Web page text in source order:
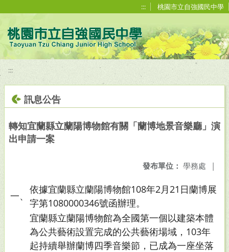
::: 桃園市立自強國民中學
:::
訊息公告
轉知宜蘭縣立蘭陽博物館有關「蘭博地景音樂廳」演
出申請一案
發布單位： 學務處 |
一、
依據宜蘭縣立蘭陽博物館108年2月21日蘭博展
字第1080000346號函辦理。
宜蘭縣立蘭陽博物館為全國第一個以建築本體
為公共藝術設置完成的公共藝術場域，103年
起持續舉辦蘭博四季音樂節，已成為一座坐落